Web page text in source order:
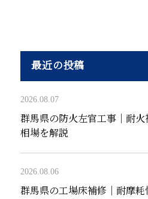
最近の投稿
2026.08.07
群馬県の防火左官工事｜耐火
相場を解説
2026.08.06
群馬県の工場床補修｜耐摩耗